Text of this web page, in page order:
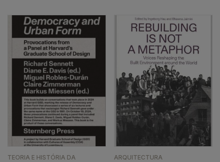
TEORIA E HISTÓRIA DA
ARQUITECTURA